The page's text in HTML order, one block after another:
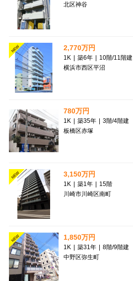
北区神谷
NEW 2,770万円
1K | 築6年 | 10階/11階建
横浜市西区平沼
780万円
1K | 築35年 | 3階/4階建
板橋区赤塚
NEW 3,150万円
1K | 築1年 | 15階
川崎市川崎区南町
NEW 1,850万円
1K | 築31年 | 8階/9階建
中野区弥生町